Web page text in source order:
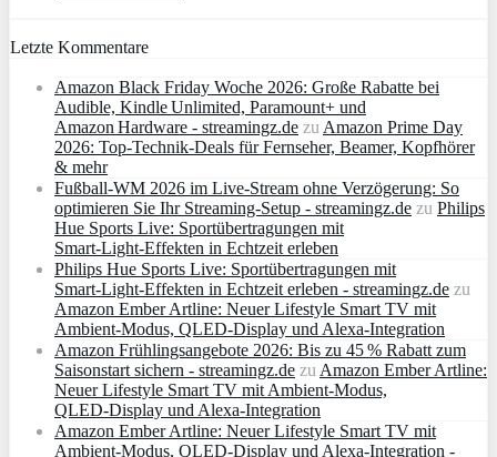
Letzte Kommentare
Amazon Black Friday Woche 2026: Große Rabatte bei
Audible, Kindle Unlimited, Paramount+ und
Amazon Hardware - streamingz.de zu Amazon Prime Day
2026: Top-Technik-Deals für Fernseher, Beamer, Kopfhörer
& mehr
Fußball-WM 2026 im Live-Stream ohne Verzögerung: So
optimieren Sie Ihr Streaming-Setup - streamingz.de zu Philips
Hue Sports Live: Sportübertragungen mit
Smart‑Light‑Effekten in Echtzeit erleben
Philips Hue Sports Live: Sportübertragungen mit
Smart‑Light‑Effekten in Echtzeit erleben - streamingz.de zu
Amazon Ember Artline: Neuer Lifestyle Smart TV mit
Ambient‑Modus, QLED‑Display und Alexa‑Integration
Amazon Frühlingsangebote 2026: Bis zu 45 % Rabatt zum
Saisonstart sichern - streamingz.de zu Amazon Ember Artline:
Neuer Lifestyle Smart TV mit Ambient‑Modus,
QLED‑Display und Alexa‑Integration
Amazon Ember Artline: Neuer Lifestyle Smart TV mit
Ambient‑Modus, QLED‑Display und Alexa‑Integration -